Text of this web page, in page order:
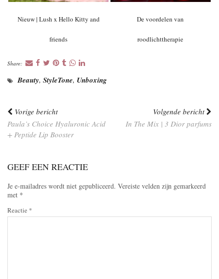
Nieuw | Lush x Hello Kitty and
friends
De voordelen van
roodlichttherapie
Share:
Beauty, StyleTone, Unboxing
Vorige bericht
Paula’s Choice Hyaluronic Acid
+ Peptide Lip Booster
Volgende bericht
In The Mix | 3 Dior parfums
GEEF EEN REACTIE
Je e-mailadres wordt niet gepubliceerd. Vereiste velden zijn gemarkeerd
met *
Reactie *